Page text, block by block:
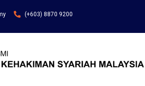
(+603) 8870 9200